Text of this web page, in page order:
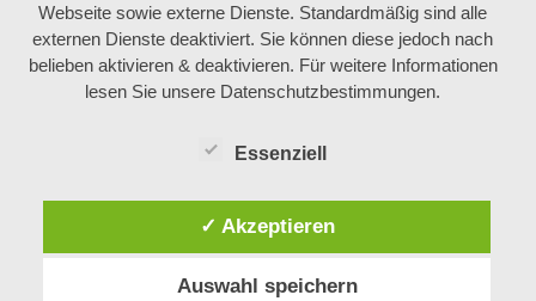
Webseite sowie externe Dienste. Standardmäßig sind alle
externen Dienste deaktiviert. Sie können diese jedoch nach
belieben aktivieren & deaktivieren. Für weitere Informationen
lesen Sie unsere Datenschutzbestimmungen.
Essenziell
✓ Akzeptieren
Auswahl speichern